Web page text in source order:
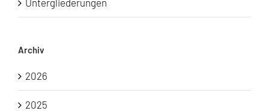
Untergliederungen
Archiv
2026
2025